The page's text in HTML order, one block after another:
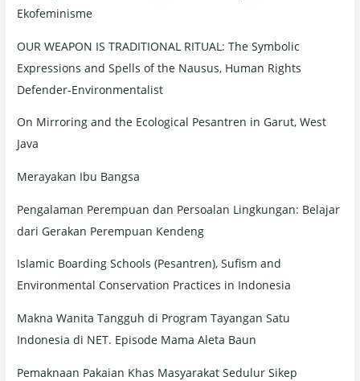
Ekofeminisme
OUR WEAPON IS TRADITIONAL RITUAL: The Symbolic
Expressions and Spells of the Nausus, Human Rights
Defender-Environmentalist
On Mirroring and the Ecological Pesantren in Garut, West
Java
Merayakan Ibu Bangsa
Pengalaman Perempuan dan Persoalan Lingkungan: Belajar
dari Gerakan Perempuan Kendeng
Islamic Boarding Schools (Pesantren), Sufism and
Environmental Conservation Practices in Indonesia
Makna Wanita Tangguh di Program Tayangan Satu
Indonesia di NET. Episode Mama Aleta Baun
Pemaknaan Pakaian Khas Masyarakat Sedulur Sikep